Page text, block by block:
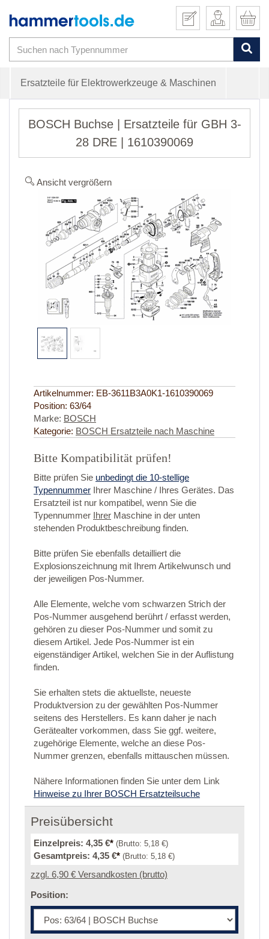
Ersatzteile für Elektrowerkzeuge & Maschinen
BOSCH Buchse | Ersatzteile für GBH 3-
28 DRE | 1610390069
Ansicht vergrößern
Artikelnummer: EB-3611B3A0K1-1610390069
Position: 63/64
Marke: BOSCH
Kategorie: BOSCH Ersatzteile nach Maschine
Bitte Kompatibilität prüfen!
Bitte prüfen Sie unbedingt die 10-stellige
Typennummer Ihrer Maschine / Ihres Gerätes. Das
Ersatzteil ist nur kompatibel, wenn Sie die
Typennummer Ihrer Maschine in der unten
stehenden Produktbeschreibung finden.
Bitte prüfen Sie ebenfalls detailliert die
Explosionszeichnung mit Ihrem Artikelwunsch und
der jeweiligen Pos-Nummer.
Alle Elemente, welche vom schwarzen Strich der
Pos-Nummer ausgehend berührt / erfasst werden,
gehören zu dieser Pos-Nummer und somit zu
diesem Artikel. Jede Pos-Nummer ist ein
eigenständiger Artikel, welchen Sie in der Auflistung
finden.
Sie erhalten stets die aktuellste, neueste
Produktversion zu der gewählten Pos-Nummer
seitens des Herstellers. Es kann daher je nach
Gerätealter vorkommen, dass Sie ggf. weitere,
zugehörige Elemente, welche an diese Pos-
Nummer grenzen, ebenfalls mittauschen müssen.
Nähere Informationen finden Sie unter dem Link
Hinweise zu Ihrer BOSCH Ersatzteilsuche
Preisübersicht
Einzelpreis: 4,35 €* (Brutto: 5,18 €)
Gesamtpreis: 4,35 €* (Brutto: 5,18 €)
zzgl. 6,90 € Versandkosten (brutto)
Position: